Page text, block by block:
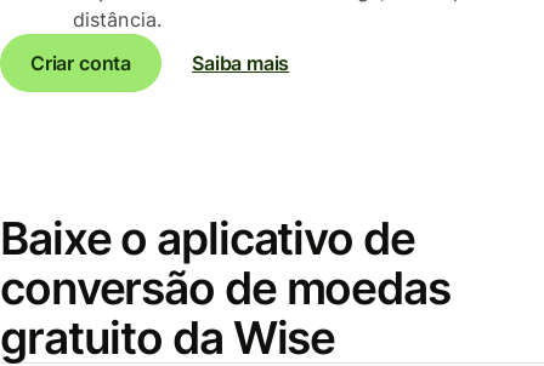
distância.
Criar conta
Saiba mais
Baixe o aplicativo de
conversão de moedas
gratuito da Wise